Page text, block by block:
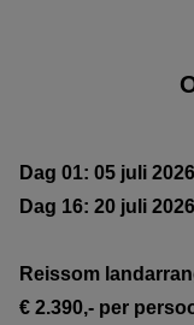
Dag 01: 05 juli
Dag 16: 20 juli
Reissom
€ 2.390,- per